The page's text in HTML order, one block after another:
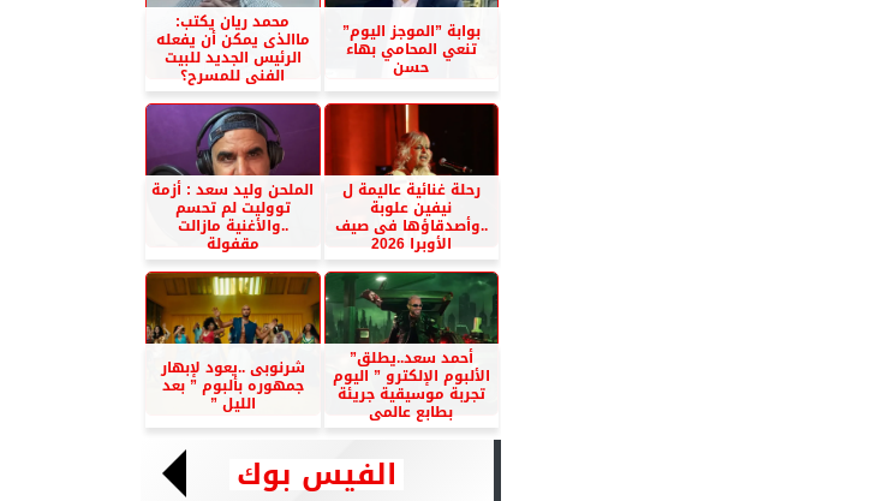
بوابة ”الموجز اليوم”
تنعي المحامي بهاء
حسن
محمد ريان يكتب:
ماالذى يمكن أن يفعله
الرئيس الجديد للبيت
الفنى للمسرح؟
رحلة غنائية عاليمة ل
نيفين علوبة
..وأصدقاؤها فى صيف
الأوبرا 2026
الملحن وليد سعد : أزمة
تووليت لم تحسم
..والأغنية مازالت
مقفولة
أحمد سعد..يطلق”
الألبوم الإلكترو ” اليوم
تجربة موسيقية جريئة
بطابع عالمى
شرنوبى ..يعود لإبهار
جمهوره بألبوم ” بعد
الليل ”
الفيس بوك